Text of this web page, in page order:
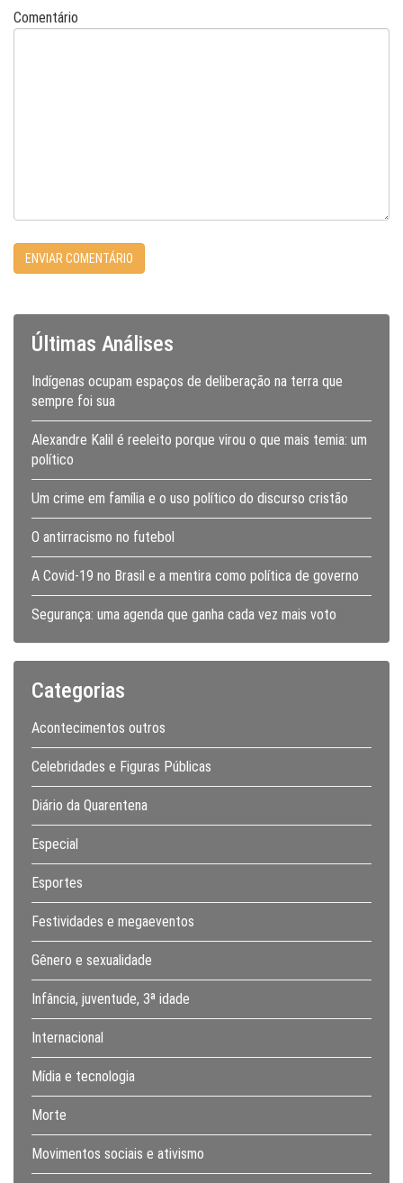
Comentário
Últimas Análises
Indígenas ocupam espaços de deliberação na terra que
sempre foi sua
Alexandre Kalil é reeleito porque virou o que mais temia: um
político
Um crime em família e o uso político do discurso cristão
O antirracismo no futebol
A Covid-19 no Brasil e a mentira como política de governo
Segurança: uma agenda que ganha cada vez mais voto
Categorias
Acontecimentos outros
Celebridades e Figuras Públicas
Diário da Quarentena
Especial
Esportes
Festividades e megaeventos
Gênero e sexualidade
Infância, juventude, 3ª idade
Internacional
Mídia e tecnologia
Morte
Movimentos sociais e ativismo